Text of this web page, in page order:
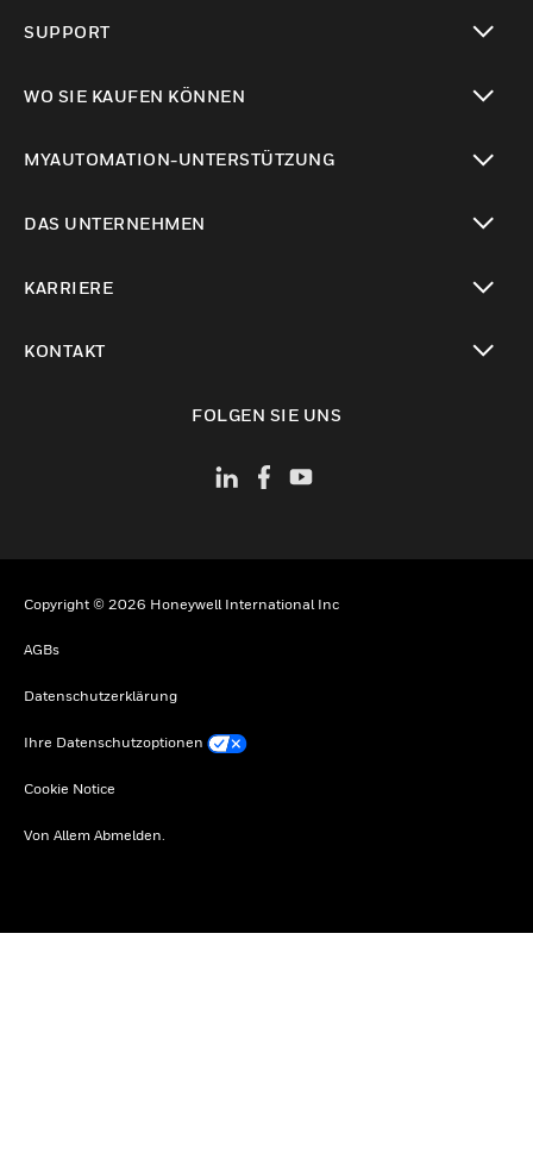
SUPPORT
WO SIE KAUFEN KÖNNEN
MYAUTOMATION-UNTERSTÜTZUNG
DAS UNTERNEHMEN
KARRIERE
KONTAKT
FOLGEN SIE UNS
Copyright © 2026 Honeywell International Inc
AGBs
Datenschutzerklärung
Ihre Datenschutzoptionen
Cookie Notice
Von Allem Abmelden.